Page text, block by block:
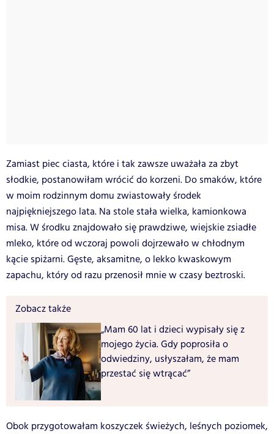
Zamiast piec ciasta, które i tak zawsze uważała za zbyt
słodkie, postanowiłam wrócić do korzeni. Do smaków, które
w moim rodzinnym domu zwiastowały środek
najpiękniejszego lata. Na stole stała wielka, kamionkowa
misa. W środku znajdowało się prawdziwe, wiejskie zsiadłe
mleko, które od wczoraj powoli dojrzewało w chłodnym
kącie spiżarni. Gęste, aksamitne, o lekko kwaskowym
zapachu, który od razu przenosił mnie w czasy beztroski.
Zobacz także
„Mam 60 lat i dzieci wypisały się z
mojego życia. Gdy poprosiła o
odwiedziny, usłyszałam, że mam
przestać się wtrącać”
Obok przygotowałam koszyczek świeżych, leśnych poziomek,